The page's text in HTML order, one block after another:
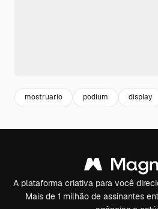
mostruario podium display
A plataforma criativa para você
Mais de 1 milhão de assinantes